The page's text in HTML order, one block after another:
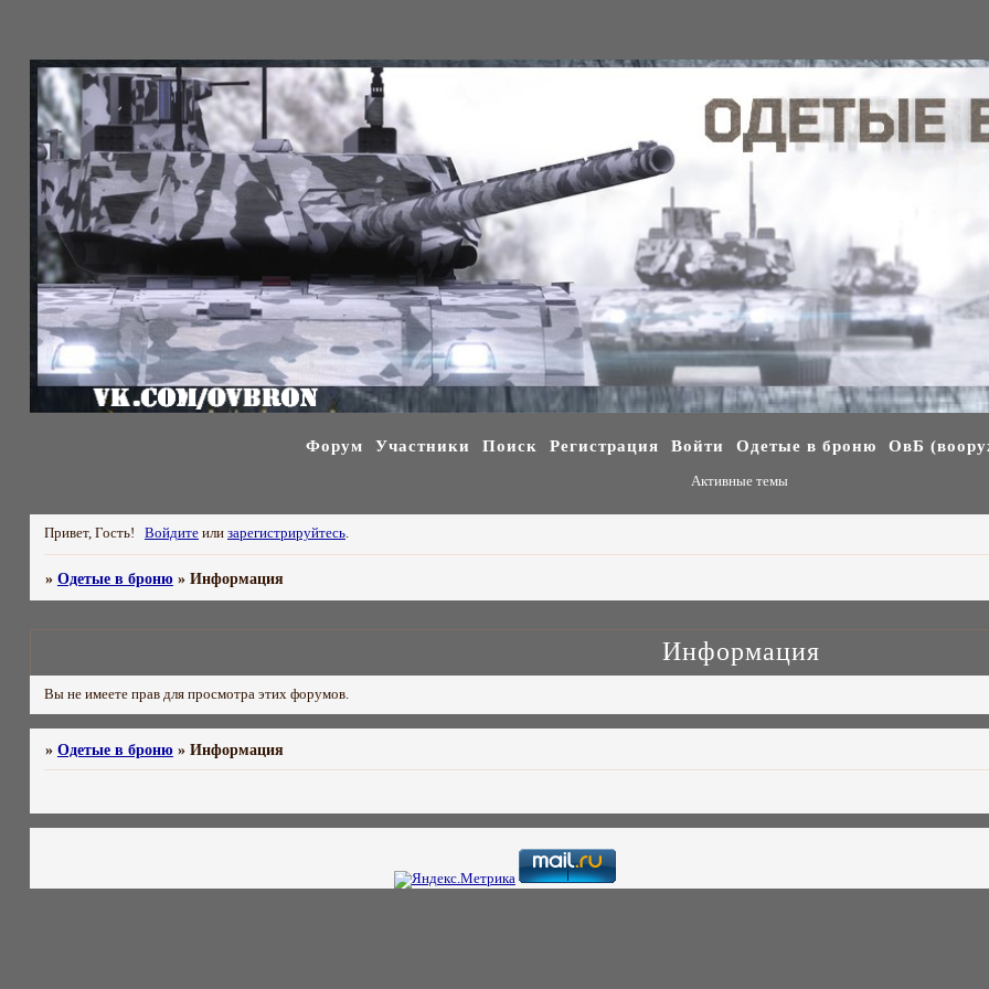
Форум Участники Поиск Регистрация Войти Одетые в броню ОвБ
Активные темы
Привет, Гость! Войдите или зарегистрируйтесь.
» Одетые в броню » Информация
Информация
Вы не имеете прав для просмотра этих форумов.
» Одетые в броню » Информация